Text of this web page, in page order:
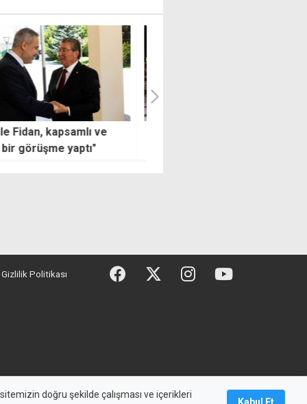
15 Temmuz'un
yılında birlik ve
Gizlilik Politikası
doğru şekilde çalışması ve içerikleri
Kabul Et